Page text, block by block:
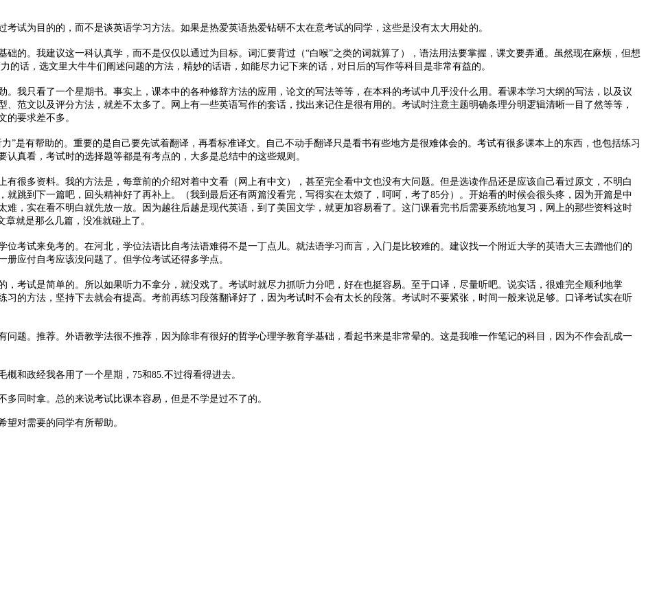
试为目的的，而不是谈英语学习方法。如果是热爱英语热爱钻研不太在意考试的同学，这些是没有太大用处的。
的。我建议这一科认真学，而不是仅仅以通过为目标。词汇要背过（“白喉”之类的词就算了），语法用法要掌握，课文要弄通。虽然现在麻烦，但想
话，选文里大牛牛们阐述问题的方法，精妙的话语，如能尽力记下来的话，对日后的写作等科目是非常有益的。
我只看了一个星期书。事实上，课本中的各种修辞方法的应用，论文的写法等等，在本科的考试中几乎没什么用。看课本学习大纲的写法，以及议
范文以及评分方法，就差不太多了。网上有一些英语写作的套话，找出来记住是很有用的。考试时注意主题明确条理分明逻辑清晰一目了然等等，
的要求差不多。
”是有帮助的。重要的是自己要先试着翻译，再看标准译文。自己不动手翻译只是看书有些地方是很难体会的。考试有很多课本上的东西，也包括练习
真看，考试时的选择题等都是有考点的，大多是总结中的这些规则。
很多资料。我的方法是，每章前的介绍对着中文看（网上有中文），甚至完全看中文也没有大问题。但是选读作品还是应该自己看过原文，不明白
跳到下一篇吧，回头精神好了再补上。（我到最后还有两篇没看完，写得实在太烦了，呵呵，考了85分）。开始看的时候会很头疼，因为开篇是中
，实在看不明白就先放一放。因为越往后越是现代英语，到了美国文学，就更加容易看了。这门课看完书后需要系统地复习，网上的那些资料这时
就是那么几篇，没准就碰上了。
考试来免考的。在河北，学位法语比自考法语难得不是一丁点儿。就法语学习而言，入门是比较难的。建议找一个附近大学的英语大三去蹭他们的
应付自考应该没问题了。但学位考试还得多学点。
，考试是简单的。所以如果听力不拿分，就没戏了。考试时就尽力抓听力分吧，好在也挺容易。至于口译，尽量听吧。说实话，很难完全顺利地掌
的方法，坚持下去就会有提高。考前再练习段落翻译好了，因为考试时不会有太长的段落。考试时不要紧张，时间一般来说足够。口译考试实在听
题。推荐。外语教学法很不推荐，因为除非有很好的哲学心理学教育学基础，看起书来是非常晕的。这是我唯一作笔记的科目，因为不作会乱成一
和政经我各用了一个星期，75和85.不过得看得进去。
同时拿。总的来说考试比课本容易，但是不学是过不了的。
望对需要的同学有所帮助。